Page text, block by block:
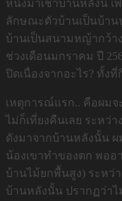
หนึ่งมาเช่าบ้านหลังนี้ เ
ลักษณะตัวบ้านเป็นบ้าน
บ้านเป็นสนามหญ้ากว้า
ช่วงเดือนมกราคม ปี
ปิดเนื่องจากอะไร? ทั้ง
เหตุการณ์แรก.. คือผม
ไม่ก็เที่ยงคืนเลย ระหว่
ดังมาจากบ้านหลังนั้น ผ
น้องเขาทำของตก พออ
บ้านไม้ยกพื้นสูง) ระหว่
บ้านหลังนั้น ปรากฏว่าไ